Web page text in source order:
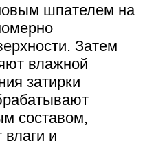
шпателем на
Затем
влажной
затирки
составом,
влаги и